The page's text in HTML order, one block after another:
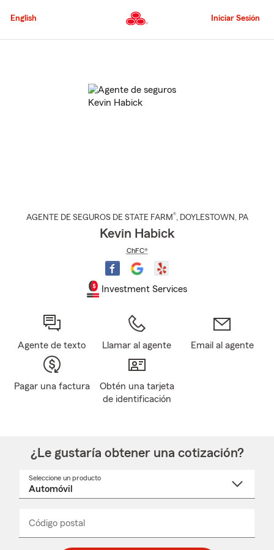
al
principal
English Iniciar Sesión
AGENTE DE SEGUROS DE STATE FARM®, DOYLESTOWN , PA
Kevin Habick
ChFC®
Investment Services
Agente de texto Llamar al agente Email al agente
Pagar una factura
Obtén una tarjeta
de identificación
¿Le gustaría obtener una cotización?
Seleccione un producto
desplegable
Código postal
_____